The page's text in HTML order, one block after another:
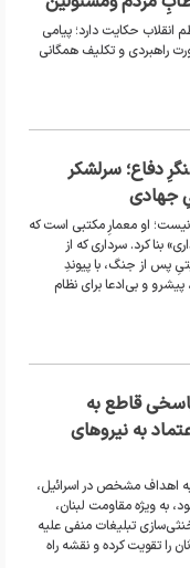
انقلاب حکایت دارد؛ پیامی
راهبردی و تکلیف همگانی
دفاع؛ سرلشکر
جهادی
او معمارِ مکتبی است که
بنا کرد. سرداری که از
پس از جنگ، با پیوندِ
و بی‌ادعا برای نظام
قاطع به
به نیرو‌های
به اهداف مشخص در اسرائیل،
به ویژه مقاومت لبنان،
تبلیغات منفی علیه
را تقویت کرده و نقشه راه